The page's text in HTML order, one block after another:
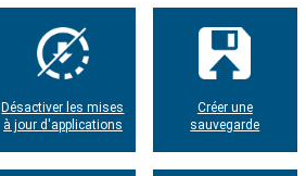
Désactiver les mises
à jour d'applications
Créer une
sauvegarde